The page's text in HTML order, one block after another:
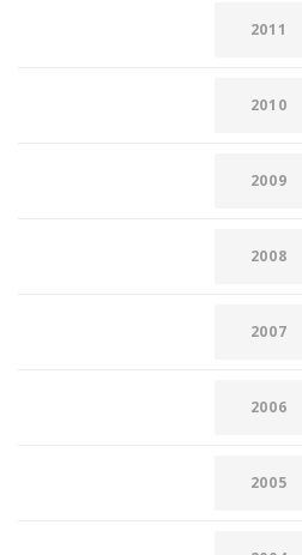
2011
2010
2009
2008
2007
2006
2005